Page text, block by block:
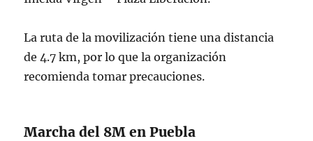
La ruta de la movilización tiene una distancia
de 4.7 km, por lo que la organización
recomienda tomar precauciones.
Marcha del 8M en Puebla